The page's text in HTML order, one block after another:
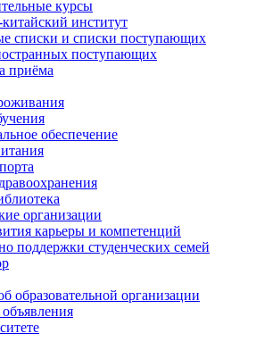
курсы
институт
списки и списки поступающих
поступающих
приёма
обеспечение
организации
карьеры и компетенций
поддержки студенческих семей
образовательной организации